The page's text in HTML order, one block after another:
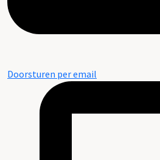
Doorsturen per email